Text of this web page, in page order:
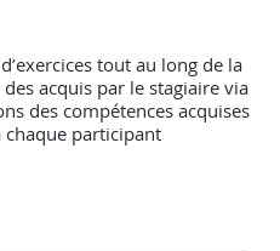
tout au long de la
acquis par le stagiaire via
des compétences acquises
chaque participant